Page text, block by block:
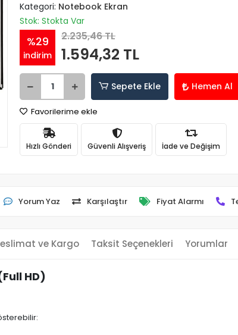
Kategori: Notebook Ekran
Stok: Stokta Var
%29
indirim
2.235,46 TL
1.594,32 TL
Sepete Ekle Hemen Al
Favorilerime ekle
Hızlı Gönderi Güvenli Alışveriş İade ve Değişim
Yorum Yaz Karşılaştır Fiyat Alarmı
ve Kargo Taksit Seçenekleri Yorumlar
HD)